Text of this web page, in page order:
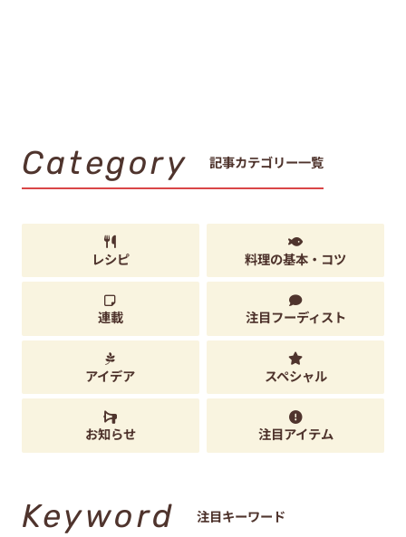
Category 記事カテゴリー一覧
レシピ 料理の基本・コツ
連載 注目フーディスト
アイデア スペシャル
お知らせ 注目アイテム
Keyword 注目キーワード